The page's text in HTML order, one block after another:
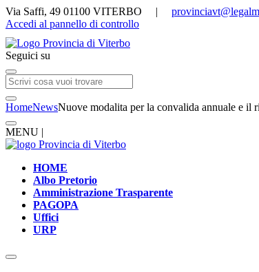
Via Saffi, 49 01100 VITERBO |
Accedi al pannello di controllo
Seguici su
HomeNewsNuove modalita per la convalida annuale e il
MENU |
HOME
Albo Pretorio
Amministrazione Trasparente
PAGOPA
Uffici
URP